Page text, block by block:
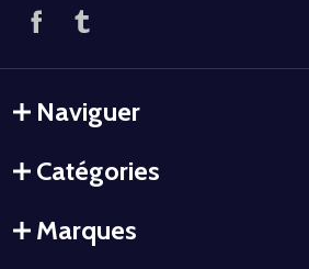
Naviguer
Catégories
Marques